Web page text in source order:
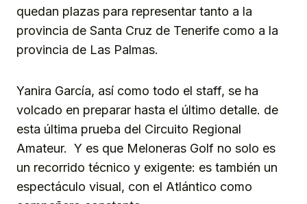
quedan plazas para representar tanto a la
provincia de Santa Cruz de Tenerife como a la
provincia de Las Palmas.
Yanira García, así como todo el staff, se ha
volcado en preparar hasta el último detalle. de
esta última prueba del Circuito Regional
Amateur. Y es que Meloneras Golf no solo es
un recorrido técnico y exigente: es también un
espectáculo visual, con el Atlántico como